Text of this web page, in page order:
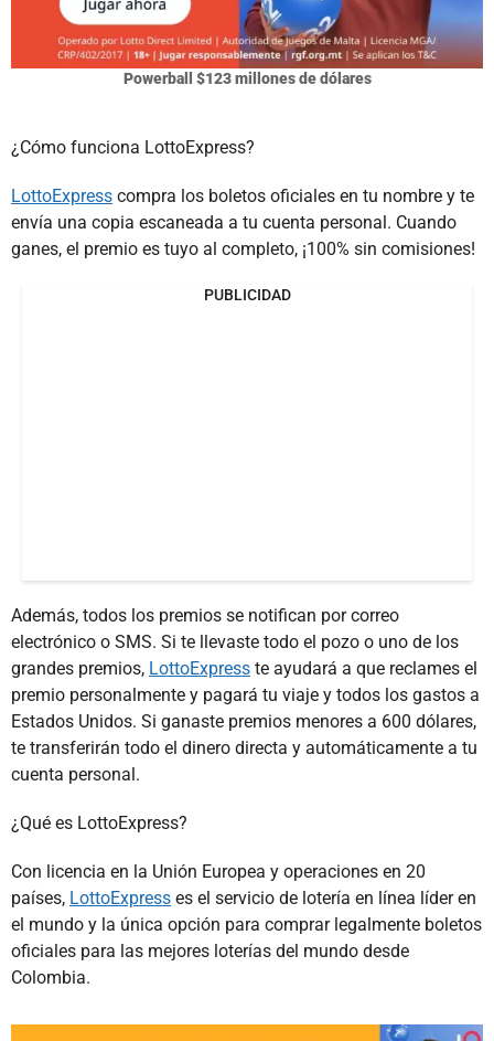
Powerball $123 millones de dólares
¿Cómo funciona LottoExpress?
LottoExpress compra los boletos oficiales en tu nombre y te
envía una copia escaneada a tu cuenta personal. Cuando
ganes, el premio es tuyo al completo, ¡100% sin comisiones!
PUBLICIDAD
Además, todos los premios se notifican por correo
electrónico o SMS. Si te llevaste todo el pozo o uno de los
grandes premios, LottoExpress te ayudará a que reclames el
premio personalmente y pagará tu viaje y todos los gastos a
Estados Unidos. Si ganaste premios menores a 600 dólares,
te transferirán todo el dinero directa y automáticamente a tu
cuenta personal.
¿Qué es LottoExpress?
Con licencia en la Unión Europea y operaciones en 20
países, LottoExpress es el servicio de lotería en línea líder en
el mundo y la única opción para comprar legalmente boletos
oficiales para las mejores loterías del mundo desde
Colombia.